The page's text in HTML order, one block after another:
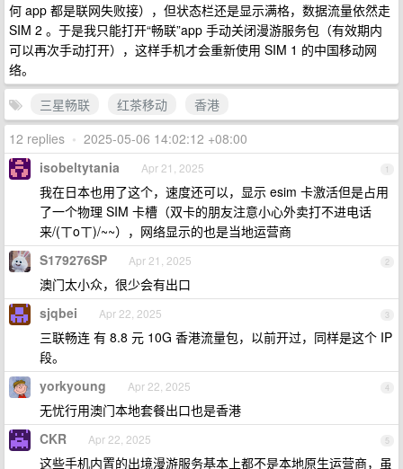
何 app 都是联网失败接），但状态栏还是显示满格，数据流量依然走
SIM 2 。于是我只能打开“畅联”app 手动关闭漫游服务包（有效期内
可以再次手动打开），这样手机才会重新使用 SIM 1 的中国移动网
络。
三星畅联
红茶移动
香港
12 replies • 2025-05-06 14:02:12 +08:00
1
isobeltytania Apr 21, 2025
我在日本也用了这个，速度还可以，显示 esim 卡激活但是占用
了一个物理 SIM 卡槽（双卡的朋友注意小心外卖打不进电话
来/(ㄒoㄒ)/~~），网络显示的也是当地运营商
2
S179276SP Apr 21, 2025
澳门太小众，很少会有出口
3
sjqbei Apr 22, 2025
三联畅连 有 8.8 元 10G 香港流量包，以前开过，同样是这个 IP
段。
4
yorkyoung Apr 22, 2025
无忧行用澳门本地套餐出口也是香港
5
CKR Apr 22, 2025
这些手机内置的出境漫游服务基本上都不是本地原生运营商，虽